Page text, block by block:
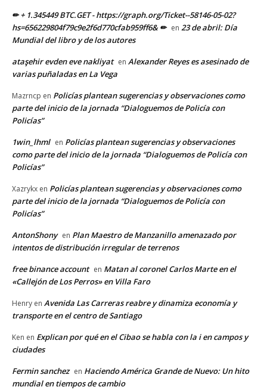
✏ + 1.345449 BTC.GET - https://graph.org/Ticket--58146-05-02?
hs=656229804f79c9e2f6d770cfab959ff6& ✏ en 23 de abril: Día
Mundial del libro y de los autores
ataşehir evden eve nakliyat en Alexander Reyes es asesinado de
varias puñaladas en La Vega
Mazrncp en Policías plantean sugerencias y observaciones como
parte del inicio de la jornada “Dialoguemos de Policía con
Policías”
1win_lhml en Policías plantean sugerencias y observaciones
como parte del inicio de la jornada “Dialoguemos de Policía con
Policías”
Xazrykx en Policías plantean sugerencias y observaciones como
parte del inicio de la jornada “Dialoguemos de Policía con
Policías”
AntonShony en Plan Maestro de Manzanillo amenazado por
intentos de distribución irregular de terrenos
free binance account en Matan al coronel Carlos Marte en el
«Callejón de Los Perros» en Villa Faro
Henry en Avenida Las Carreras reabre y dinamiza economía y
transporte en el centro de Santiago
Ken en Explican por qué en el Cibao se habla con la i en campos y
ciudades
Fermin sanchez en Haciendo América Grande de Nuevo: Un hito
mundial en tiempos de cambio